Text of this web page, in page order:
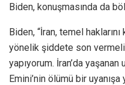
Biden, konuşmasında da
Biden, “İran, temel
yönelik şiddete son
yapıyorum. İran’da
Emini’nin ölümü bir